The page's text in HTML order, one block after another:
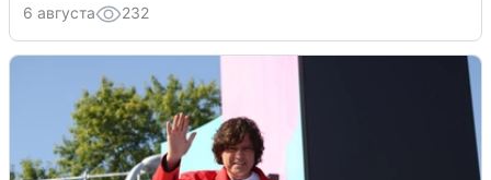
6 августа 232